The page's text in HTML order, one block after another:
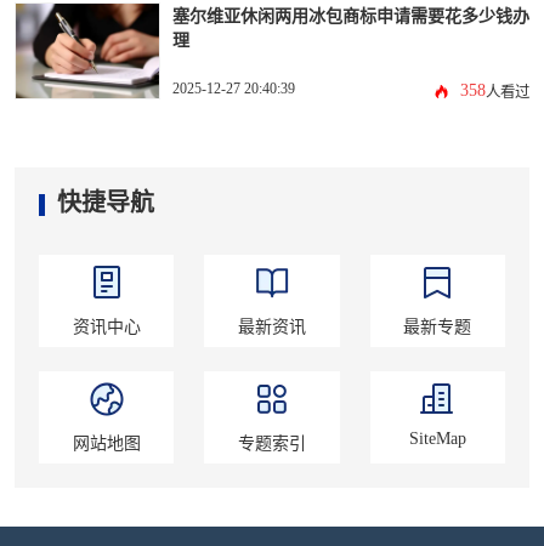
塞尔维亚休闲两用冰包商标申请需要花多少钱办
理
2025-12-27 20:40:39 358人看过
快捷导航
资讯中心 最新资讯 最新专题
网站地图 专题索引 SiteMap